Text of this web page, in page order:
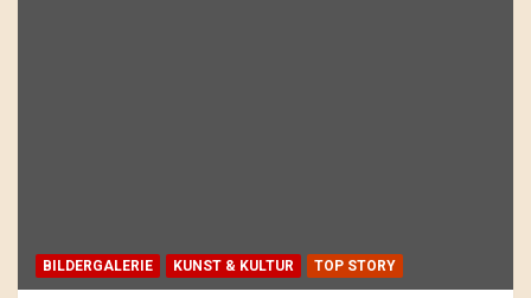
BILDERGALERIE KUNST & KULTUR TOP STORY